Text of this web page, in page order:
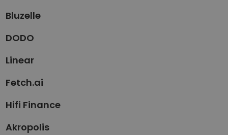
Bluzelle
DODO
Linear
Fetch.ai
Hifi Finance
Akropolis